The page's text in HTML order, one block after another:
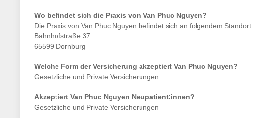
Wo befindet sich die Praxis von Van Phuc Nguyen?
Die Praxis von Van Phuc Nguyen befindet sich an folgendem Standort:
Bahnhofstraße 37
65599 Dornburg
Welche Form der Versicherung akzeptiert Van Phuc Nguyen?
Gesetzliche und Private Versicherungen
Akzeptiert Van Phuc Nguyen Neupatient:innen?
Gesetzliche und Private Versicherungen